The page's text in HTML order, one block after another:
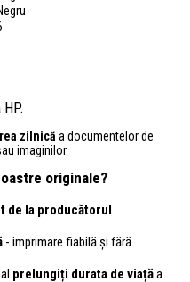
zilnică a documentelor de
imaginilor.
originale?
de la producătorul
- imprimare fiabilă și fără
prelungiți durata de viațăa